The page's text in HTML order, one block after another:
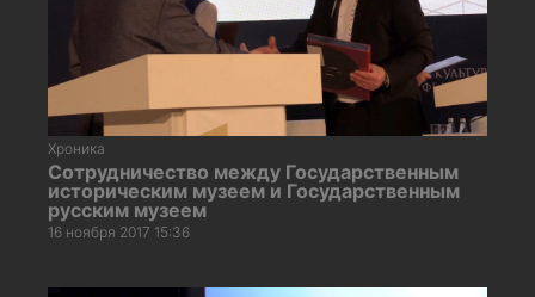
Хроника
Сотрудничество между Государственным
историческим музеем и Государственным
русским музеем
16 ноября 2017 15:36